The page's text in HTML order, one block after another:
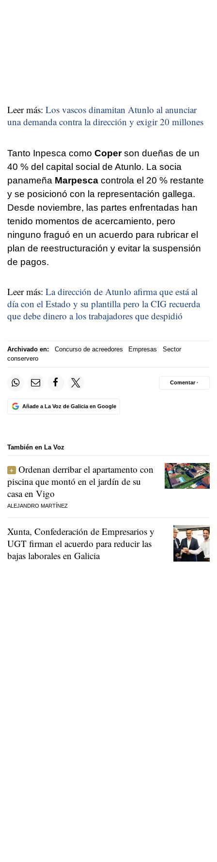
Leer más: Los vascos dinamitan Atunlo al anunciar
una demanda contra la dirección y exigir 20 millones
Tanto Inpesca como Coperson dueñas de un
40 % del capital social de Atunlo. La socia
panameña Marpesca controla el 20 % restante
y se posicionó con la representación gallega.
Desde noviembre, las partes enfrentadas han
tenido momentos de acercamiento, pero
ninguno fraguó en un acuerdo para rubricar el
plan de reestructuración y evitar la suspensión
de pagos.
Leer más: La dirección de Atunlo afirma que está al
día con el Estado y su plantilla pero la CIG recuerda
que debe dinero a los trabajadores que despidió
Archivado en: Concurso de acreedores Empresas
Sector
conservero
Añade a La Voz de Galicia en Google
Comentar ·
También en La Voz
Ordenan derribar el apartamento con
piscina que montó en el jardín de su
casa en Vigo
ALEJANDRO MARTÍNEZ
Xunta, Confederación de Empresarios y
UGT firman el acuerdo para reducir las
bajas laborales en Galicia